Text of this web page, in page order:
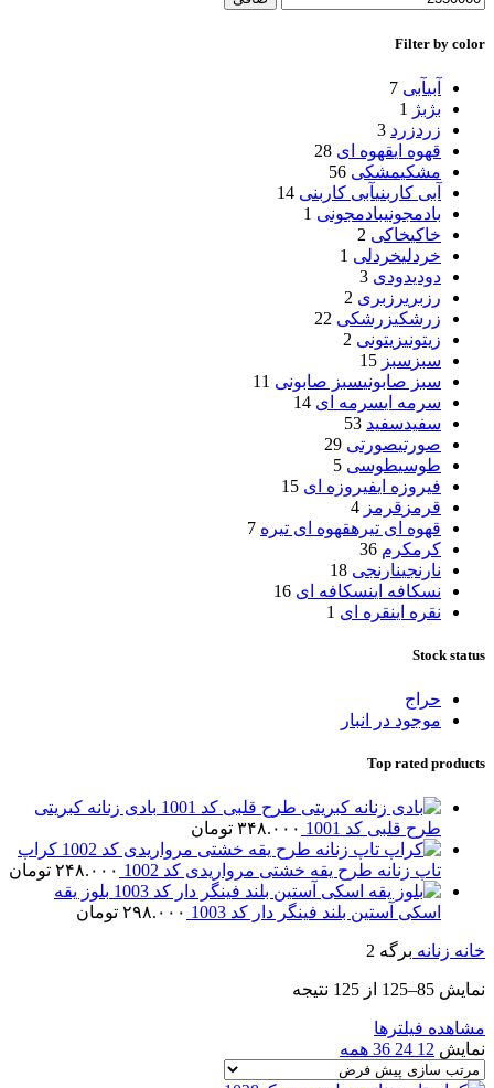
Filter by color
آبیآبی 7
بژ بژ 1
زردزرد 3
قهوه ایقهوه ای 28
مشکیمشکی 56
آبی کاربنیآبی کاربنی 14
بادمجونیبادمجونی 1
خاکیخاکی 2
خردلیخردلی 1
دودیدودی 3
رزبریرزبری 2
زرشکیزرشکی 22
زیتونیزیتونی 2
سبز سبز 15
سبز صابونیسبز صابونی 11
سرمه ایسرمه ای 14
سفیدسفید 53
صورتیصورتی 29
طوسیطوسی 5
فیروزه ایفیروزه ای 15
قرمز قرمز 4
قهوه ای تیرهقهوه ای تیره 7
کرمکرم 36
نارنجینارنجی 18
نسکافه اینسکافه ای 16
نقره اینقره ای 1
Stock status
حراج
موجود در انبار
Top rated products
بادی زنانه کبریتی
طرح قلبی کد 1001
۳۴۸.۰۰۰ تومان
کراپ
تاپ زنانه طرح یقه خشتی مرواریدی کد 1002
۲۴۸.۰۰۰ تومان
بلوز یقه
اسکی آستین بلند فینگر دار کد 1003
۲۹۸.۰۰۰ تومان
خانه زنانه برگه 2
نمایش 85–125 از 125 نتیجه
مشاهده فیلترها
نمایش 12
24
36 همه